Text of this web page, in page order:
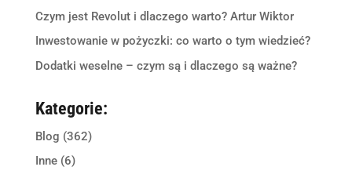
Czym jest Revolut i dlaczego warto? Artur Wiktor
Inwestowanie w pożyczki: co warto o tym wiedzieć?
Dodatki weselne – czym są i dlaczego są ważne?
Kategorie:
Blog (362)
Inne(6)